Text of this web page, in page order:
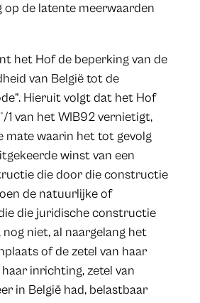
op de latente meerwaarden
het Hof de beperking van de
van België tot de
Hieruit volgt dat het Hof
1 van het WIB92 vernietigt,
mate waarin het tot gevolg
winst van een
die door die constructie
de natuurlijke of
die juridische constructie
niet, al naargelang het
of de zetel van haar
inrichting, zetel van
in België had, belastbaar